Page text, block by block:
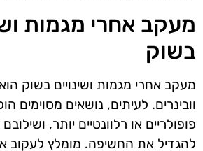
מעקב אחרי מגמות
בשוק
מעקב אחרי מגמות ושינויים בשוק הוא
וובינרים. לעיתים, נושאים מסוימים
פופולריים או רלוונטיים יותר,
להגדיל את החשיפה. מומלץ לעקוב